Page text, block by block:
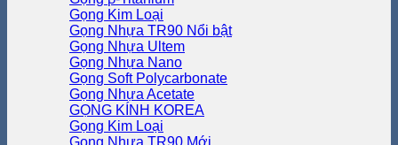
Gọng Kim Loại
Gọng Nhựa TR90
Gọng Nhựa Ultem
Gọng Nhựa Nano
Gọng Soft Polycarbonate
Gọng Nhựa Acetate
GỌNG KÍNH KOREA
Gọng Kim Loại
Gọng Nhựa TR90